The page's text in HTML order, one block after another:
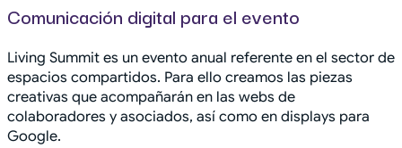
Comunicación digital para el evento
Living Summit es un evento anual referente en el sector de
espacios compartidos. Para ello creamos las piezas
creativas que acompañarán en las webs de
colaboradores y asociados, así como en displays para
Google.